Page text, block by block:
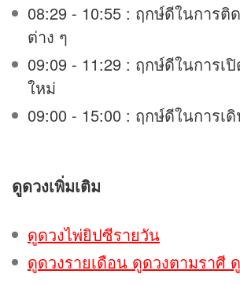
08:29 - 10:55 : ฤกษ์ดีในการติ
ต่าง ๆ
09:09 - 11:29 : ฤกษ์ดีในการเ
ใหม่
09:00 - 15:00 : ฤกษ์ดีในการ
ดูดวงเพิ่มเติม
ดูดวงไพ่ยิปซีรายวัน
ดูดวงรายเดือน ดูดวงตามราศี